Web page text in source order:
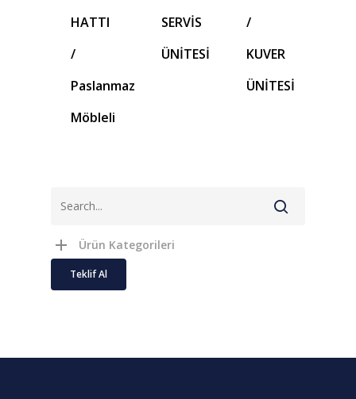
HATTI
/
Paslanmaz
Möbleli
SERVİS
ÜNİTESİ
/
KUVER
ÜNİTESİ
Ürün Kategorileri
Teklif Al